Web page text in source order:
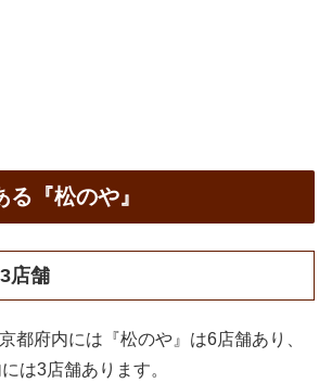
『松のや』
店舗
都府内には『松のや』は6店舗あり、
は3店舗あります。